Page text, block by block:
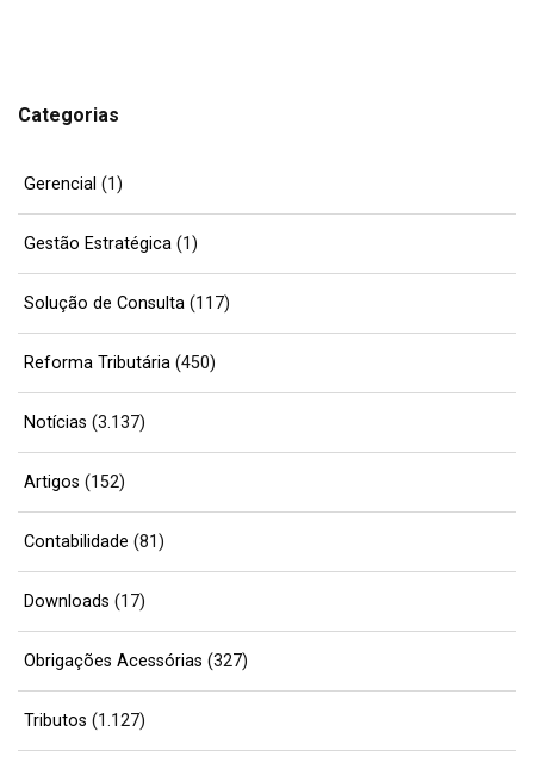
Categorias
Gerencial (1)
Gestão Estratégica (1)
Solução de Consulta (117)
Reforma Tributária (450)
Notícias (3.137)
Artigos (152)
Contabilidade (81)
Downloads (17)
Obrigações Acessórias (327)
Tributos (1.127)